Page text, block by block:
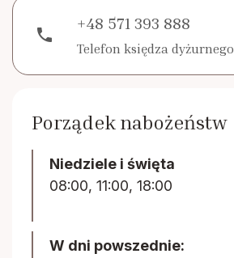
phone
+48 571 393 888
Telefon księdza dyżurnego
Porządek nabożeństw
Niedziele i święta
08:00, 11:00, 18:00
W dni powszednie: